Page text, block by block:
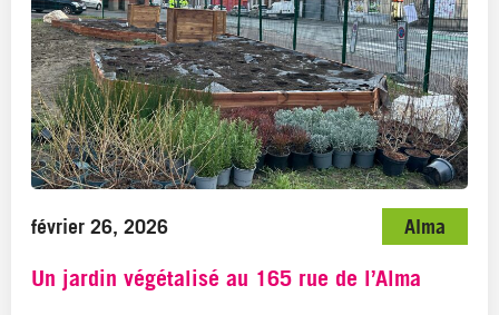
février 26, 2026 Alma
Un jardin végétalisé au 165 rue de l’Alma